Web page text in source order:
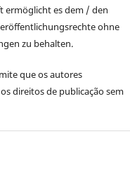
ermöglicht es dem / den
ohne
zu behalten.
que os autores
direitos de publicação sem